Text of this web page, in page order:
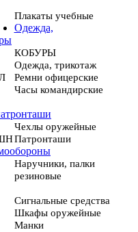
Плакаты учебные
Одежда,
КОБУРЫ
Одежда, трикотаж
Ремни офицерские
Часы командирские
Чехлы оружейные
Патронташи
Наручники, палки
резиновые
Сигнальные средства
Шкафы оружейные
Манки